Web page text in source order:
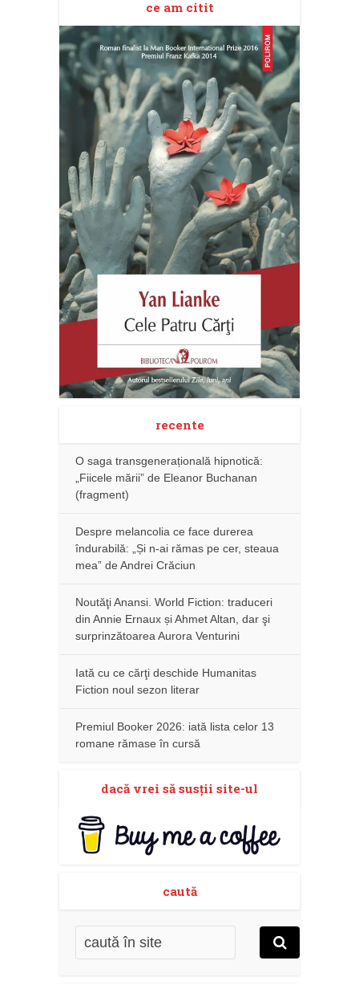
ce am citit
recente
O saga transgenerațională hipnotică:
„Fiicele mării” de Eleanor Buchanan
(fragment)
Despre melancolia ce face durerea
îndurabilă: „Și n-ai rămas pe cer, steaua
mea” de Andrei Crăciun
Noutăţi Anansi. World Fiction: traduceri
din Annie Ernaux și Ahmet Altan, dar şi
surprinzătoarea Aurora Venturini
Iată cu ce cărţi deschide Humanitas
Fiction noul sezon literar
Premiul Booker 2026: iată lista celor 13
romane rămase în cursă
dacă vrei să susţii site-ul
caută